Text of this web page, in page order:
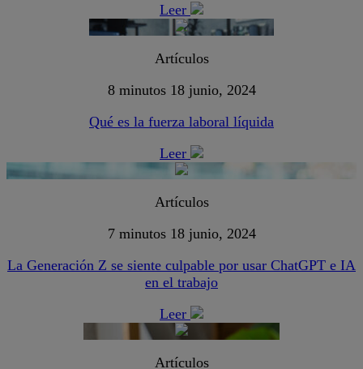
Leer
Artículos
8 minutos 18 junio, 2024
Qué es la fuerza laboral líquida
Leer
Artículos
7 minutos 18 junio, 2024
La Generación Z se siente culpable por usar ChatGPT e IA
en el trabajo
Leer
Artículos